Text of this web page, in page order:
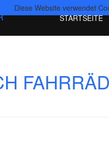
Diese Website verwendet
STARTSEITE